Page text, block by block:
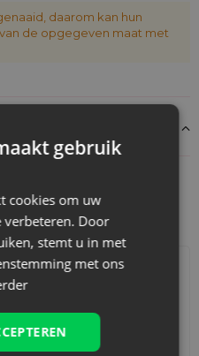
daarom kan hun
de opgegeven maat met
product met de
zou kunnen
gebruik
cookies om uw
verbeteren. Door
stemt u in met
met ons